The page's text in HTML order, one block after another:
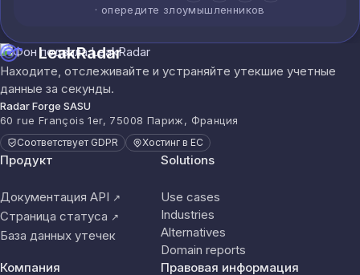
· опередите злоумышленников
LeakRadar
Находите, отслеживайте и устраняйте утекшие учетные
данные за секунды.
Radar Forge SASU
60 rue François 1er, 75008 Париж, Франция
Соответствует GDPR Хостинг в ЕС
Продукт
Документация API ↗
Страница статуса ↗
База данных утечек
Solutions
Use cases
Industries
Alternatives
Domain reports
Компания
Правовая информация